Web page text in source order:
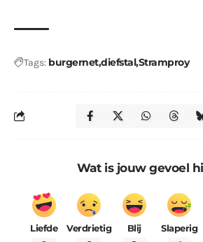
Tags: burgernetdiefstalStramproy
Wat is jouw gevoel
Liefde Verdrietig Blij Slaperig